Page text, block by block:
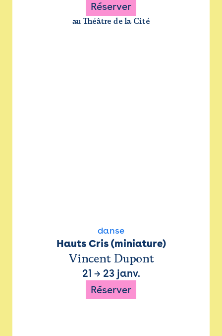
Réserver
au Théâtre de la Cité
danse
Hauts Cris (miniature)
Vincent Dupont
21 → 23 janv.
Réserver